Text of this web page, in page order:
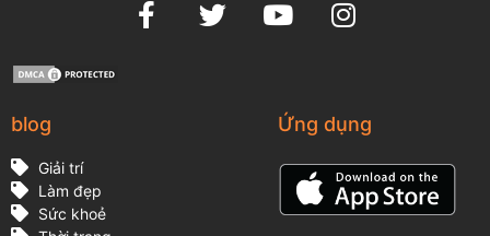
blog
Giải trí
Làm đẹp
Sức khoẻ
Ứng dụng